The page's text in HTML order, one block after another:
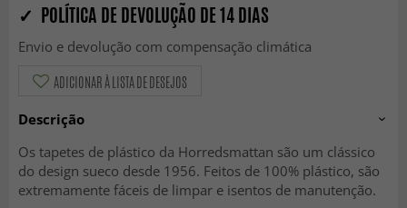
✓ POLÍTICA DE DEVOLUÇÃO DE 14 DIAS
Envio e devolução com compensação climática
ADICIONAR À LISTA DE DESEJOS
Descrição
Os tapetes de plástico da Horredsmattan são um clássico
do design sueco desde 1956. Feitos de 100% plástico, são
extremamente fáceis de limpar e isentos de manutenção.